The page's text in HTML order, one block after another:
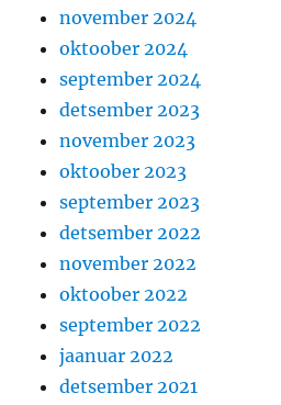
november 2024
oktoober 2024
september 2024
detsember 2023
november 2023
oktoober 2023
september 2023
detsember 2022
november 2022
oktoober 2022
september 2022
jaanuar 2022
detsember 2021